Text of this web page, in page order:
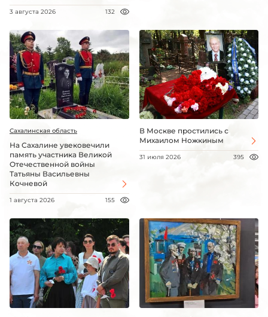
3 августа 2026 132
Сахалинская область
На Сахалине увековечили
память участника Великой
Отечественной войны
Татьяны Васильевны
Кочневой
1 августа 2026 155
В Москве простились с
Михаилом Ножкиным
31 июля 2026 395